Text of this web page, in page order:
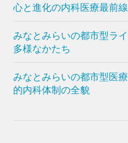
心と進化の内科医療最前線
みなとみらいの都市型ラ
多様なかたち
みなとみらいの都市型医
的内科体制の全貌